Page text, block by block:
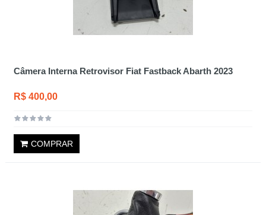
Câmera Interna Retrovisor Fiat Fastback Abarth 2023
R$ 400,00
COMPRAR